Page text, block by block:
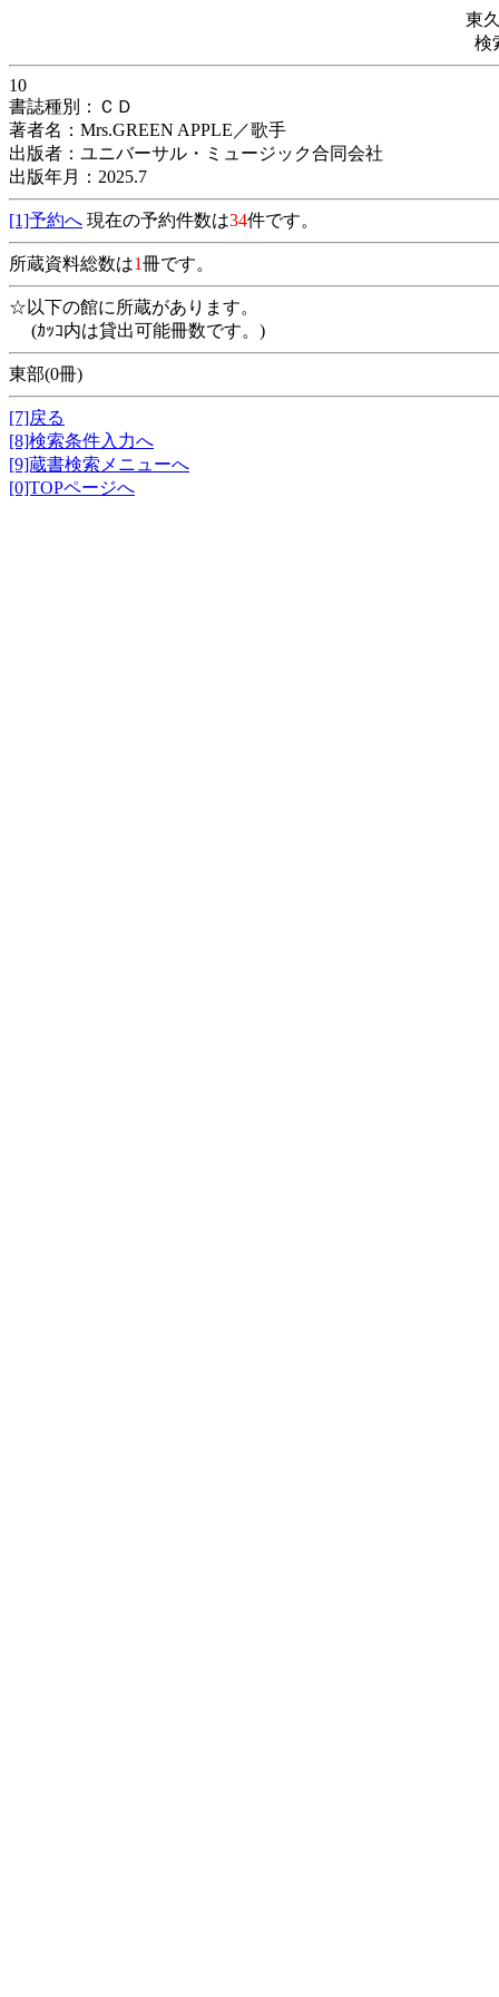
東
検
10
書誌種別：ＣＤ
著者名：Mrs.GREEN APPLE／歌手
出版者：ユニバーサル・ミュージック合同会社
出版年月：2025.7
[1]予約へ 現在の予約件数は34件です。
所蔵資料総数は1冊です。
☆以下の館に所蔵があります。
(ｶｯｺ内は貸出可能冊数です。)
東部(0冊)
[7]戻る
[8]検索条件入力へ
[9]蔵書検索メニューへ
[0]TOPページへ